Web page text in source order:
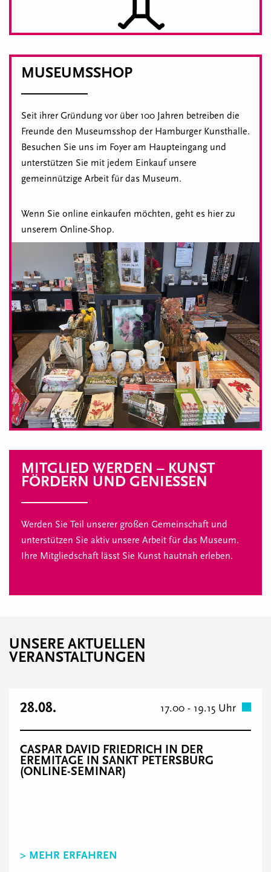
MUSEUMSSHOP
Seit ihrer Gründung vor über 100 Jahren betreiben die
Freunde den Museumsshop der Hamburger Kunsthalle.
Besuchen Sie uns im Foyer am Haupteingang und
unterstützen Sie mit jedem Einkauf unsere
gemeinnützige Arbeit für das Museum.
Wenn Sie online einkaufen möchten, geht es hier zu
unserem Online-Shop.
MITGLIED WERDEN – KUNST
FÖRDERN UND GENIESSEN
Werden Sie Teil unserer großen Gemeinschaft und
unterstützen Sie aktiv unsere Arbeit für das Museum.
Ihre Mitgliedschaft lässt Sie Kunst hautnah erleben.
UNSERE AKTUELLEN
VERANSTALTUNGEN
28.08. 17.00 - 19.15 Uhr
CASPAR DAVID FRIEDRICH IN DER
EREMITAGE IN SANKT PETERSBURG
(ONLINE-SEMINAR)
> MEHR ERFAHREN